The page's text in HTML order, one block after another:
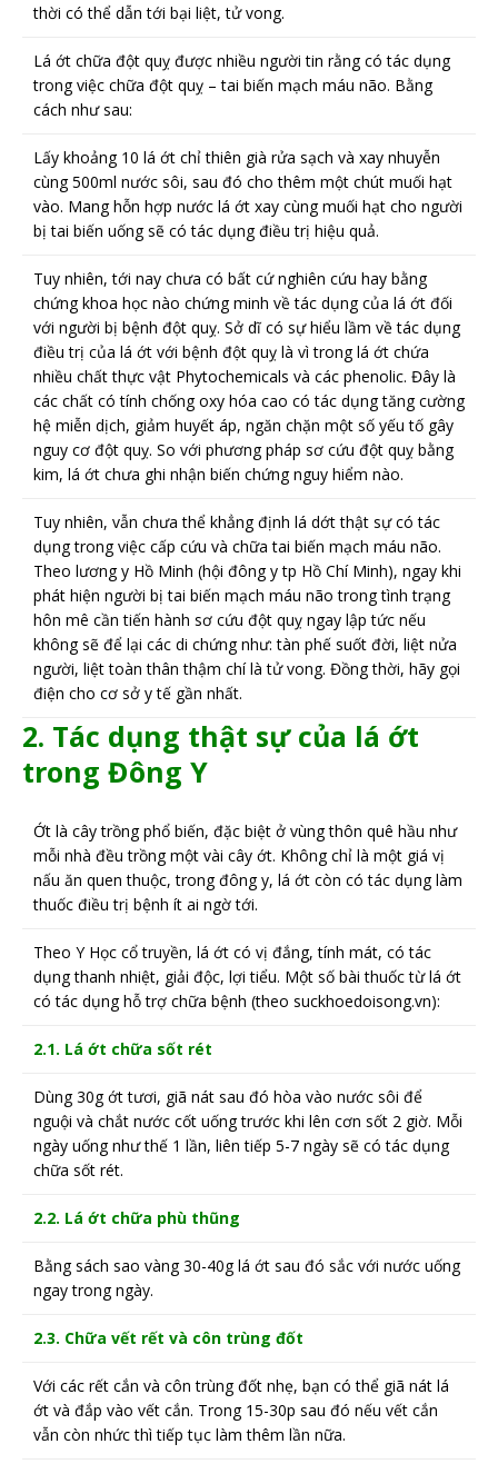
thời có thể dẫn tới bại liệt, tử vong.
Lá ớt chữa đột quỵ được nhiều người tin rằng có tác dụng
trong việc chữa đột quỵ – tai biến mạch máu não. Bằng
cách như sau:
Lấy khoảng 10 lá ớt chỉ thiên già rửa sạch và xay nhuyễn
cùng 500ml nước sôi, sau đó cho thêm một chút muối hạt
vào. Mang hỗn hợp nước lá ớt xay cùng muối hạt cho người
bị tai biến uống sẽ có tác dụng điều trị hiệu quả.
Tuy nhiên, tới nay chưa có bất cứ nghiên cứu hay bằng
chứng khoa học nào chứng minh về tác dụng của lá ớt đối
với người bị bệnh đột quỵ. Sở dĩ có sự hiểu lầm về tác dụng
điều trị của lá ớt với bệnh đột quỵ là vì trong lá ớt chứa
nhiều chất thực vật Phytochemicals và các phenolic. Đây là
các chất có tính chống oxy hóa cao có tác dụng tăng cường
hệ miễn dịch, giảm huyết áp, ngăn chặn một số yếu tố gây
nguy cơ đột quỵ. So với phương pháp sơ cứu đột quỵ bằng
kim, lá ớt chưa ghi nhận biến chứng nguy hiểm nào.
Tuy nhiên, vẫn chưa thể khẳng định lá dớt thật sự có tác
dụng trong việc cấp cứu và chữa tai biến mạch máu não.
Theo lương y Hồ Minh (hội đông y tp Hồ Chí Minh), ngay khi
phát hiện người bị tai biến mạch máu não trong tình trạng
hôn mê cần tiến hành sơ cứu đột quỵ ngay lập tức nếu
không sẽ để lại các di chứng như: tàn phế suốt đời, liệt nửa
người, liệt toàn thân thậm chí là tử vong. Đồng thời, hãy gọi
điện cho cơ sở y tế gần nhất.
2. Tác dụng thật sự của lá ớt
trong Đông Y
Ớt là cây trồng phổ biến, đặc biệt ở vùng thôn quê hầu như
mỗi nhà đều trồng một vài cây ớt. Không chỉ là một giá vị
nấu ăn quen thuộc, trong đông y, lá ớt còn có tác dụng làm
thuốc điều trị bệnh ít ai ngờ tới.
Theo Y Học cổ truyền, lá ớt có vị đắng, tính mát, có tác
dụng thanh nhiệt, giải độc, lợi tiểu. Một số bài thuốc từ lá ớt
có tác dụng hỗ trợ chữa bệnh (theo suckhoedoisong.vn):
2.1. Lá ớt chữa sốt rét
Dùng 30g ớt tươi, giã nát sau đó hòa vào nước sôi để
nguội và chắt nước cốt uống trước khi lên cơn sốt 2 giờ. Mỗi
ngày uống như thế 1 lần, liên tiếp 5-7 ngày sẽ có tác dụng
chữa sốt rét.
2.2. Lá ớt chữa phù thũng
Bằng sách sao vàng 30-40g lá ớt sau đó sắc với nước uống
ngay trong ngày.
2.3. Chữa vết rết và côn trùng đốt
Với các rết cắn và côn trùng đốt nhẹ, bạn có thể giã nát lá
ớt và đắp vào vết cắn. Trong 15-30p sau đó nếu vết cắn
vẫn còn nhức thì tiếp tục làm thêm lần nữa.